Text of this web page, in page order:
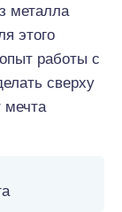
металла
этого
работы с
сверху
мечта